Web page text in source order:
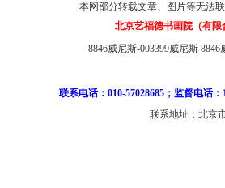
本网部分转载文章、图片等无法
北京艺福德书画院（有
8846威尼斯-003399威尼斯 8846
联系电话：010-57028685；监督电话
联系地址：北京